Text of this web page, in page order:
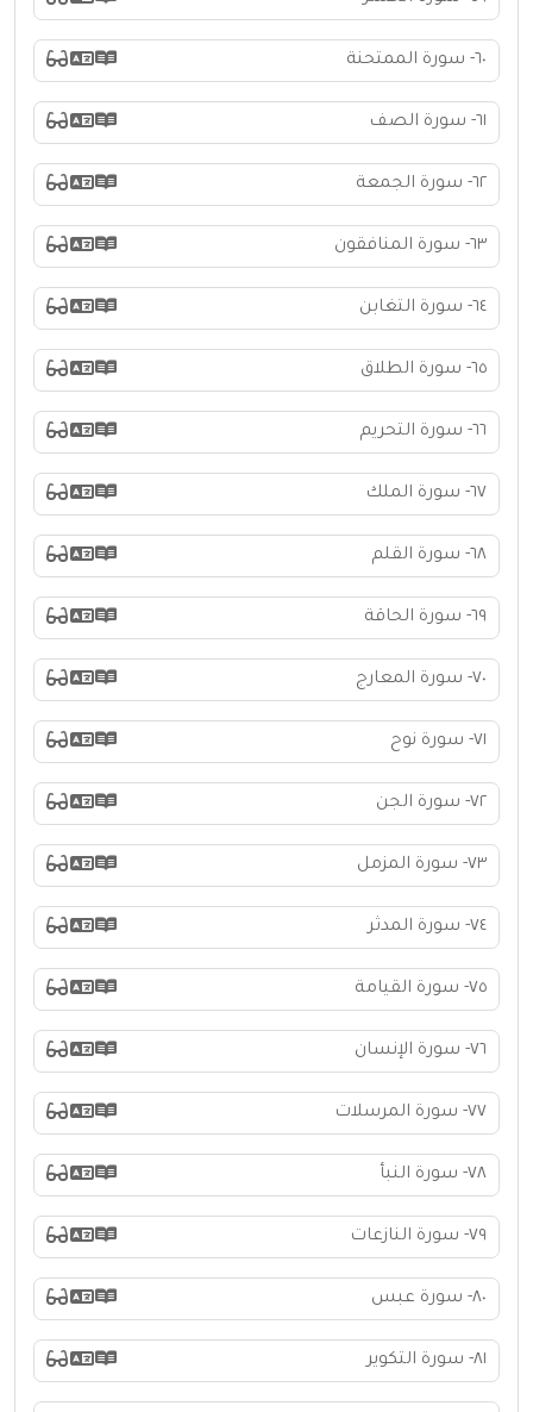
٦٠- سورة الممتحنة
٦١- سورة الصف
٦٢- سورة الجمعة
٦٣- سورة المنافقون
٦٤- سورة التغابن
٦٥- سورة الطلاق
٦٦- سورة التحريم
٦٧- سورة الملك
٦٨- سورة القلم
٦٩- سورة الحاقة
٧٠- سورة المعارج
٧١- سورة نوح
٧٢- سورة الجن
٧٣- سورة المزمل
٧٤- سورة المدثر
٧٥- سورة القيامة
٧٦- سورة الإنسان
٧٧- سورة المرسلات
٧٨- سورة النبأ
٧٩- سورة النازعات
٨٠- سورة عبس
٨١- سورة التكوير